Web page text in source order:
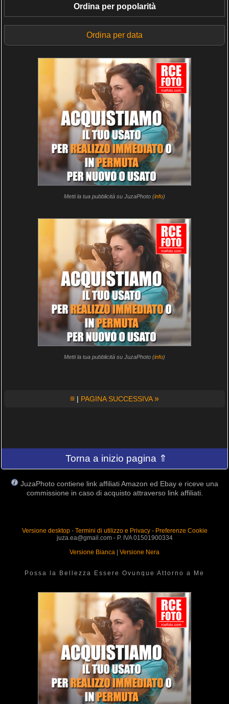
Ordina per popolarità
Ordina per data
Metti la tua pubblicità su JuzaPhoto (info)
Metti la tua pubblicità su JuzaPhoto (info)
≡ | PAGINA SUCCESSIVA»
Torna a inizio pagina ⇑
JuzaPhoto contiene link affiliati Amazon ed Ebay e riceve una
commissione in caso di acquisto attraverso link affiliati.
Versione desktop- Termini di utilizzo e Privacy- Preferenze Cookie
juza.ea@gmail.com - P. IVA 01501900334
Versione Bianca
Versione Nera
Possa la Bellezza Essere Ovunque Attorno a Me